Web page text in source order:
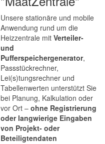
Unsere stationäre und mobile
Anwendung rund um die
Heizzentrale mit Verteiler-
und
Pufferspeichergenerator,
Passstückrechner,
Lei(s)tungsrechner und
Tabellenwerten unterstützt Sie
bei Planung, Kalkulation oder
vor Ort – ohne Registrierung
oder langwierige Eingaben
von Projekt- oder
Beteiligtendaten